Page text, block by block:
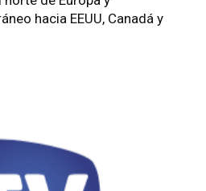
hacia EEUU, Canadá y